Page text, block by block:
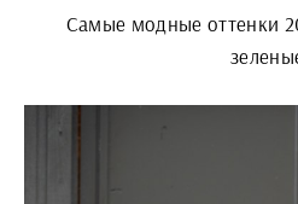
Самые модные оттенки